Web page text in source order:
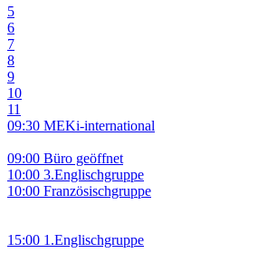
5
6
7
8
9
10
11
09:30 MEKi-international
09:00 Büro geöffnet
10:00 3.Englischgruppe
10:00 Französischgruppe
15:00 1.Englischgruppe